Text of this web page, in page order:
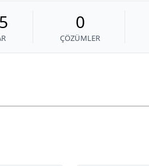
0
ÇÖZÜMLER